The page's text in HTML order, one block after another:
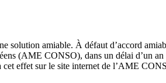
solution amiable. À défaut d’accord
(AME CONSO), dans un délai d’un
effet sur le site internet de l’AME